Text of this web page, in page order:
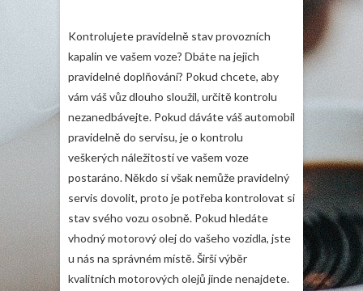
Kontrolujete pravidelně stav provozních
kapalin ve vašem voze? Dbáte na jejich
pravidelné doplňování? Pokud chcete, aby
vám váš vůz dlouho sloužil, určitě kontrolu
nezanedbávejte. Pokud dáváte váš automobil
pravidelně do servisu, je o kontrolu
veškerých náležitostí ve vašem voze
postaráno. Někdo si však nemůže pravidelný
servis dovolit, proto je potřeba kontrolovat si
stav svého vozu osobně. Pokud hledáte
vhodnýmotorový olejdo vašeho vozidla, jste
u nás na správném místě. Širší výběr
kvalitních motorových olejů jinde nenajdete.